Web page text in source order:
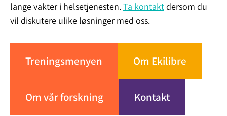
lange vakter i helsetjenesten. Ta kontaktdersom du
vil diskutere ulike løsninger med oss.
Treningsmenyen Om Ekilibre
Om vår forskning Kontakt